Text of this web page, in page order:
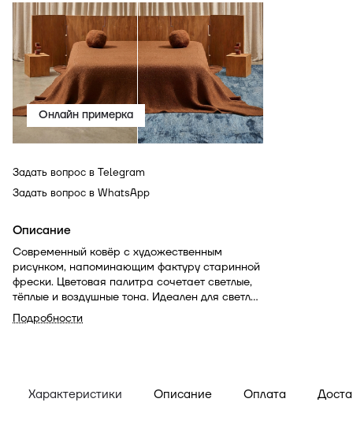
Онлайн примерка
Задать вопрос в Telegram
Задать вопрос в WhatsApp
Описание
Современный ковёр с художественным
рисунком, напоминающим фактуру старинной
фрески. Цветовая палитра сочетает светлые,
тёплые и воздушные тона. Идеален для светлых
интерьеров с элементами ар-деко и
минимализма.
Подробности
Характеристики Описание Оплата